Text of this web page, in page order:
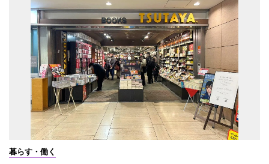
暮らす・働く